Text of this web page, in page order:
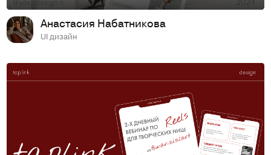
Анастасия Набатникова
UI дизайн